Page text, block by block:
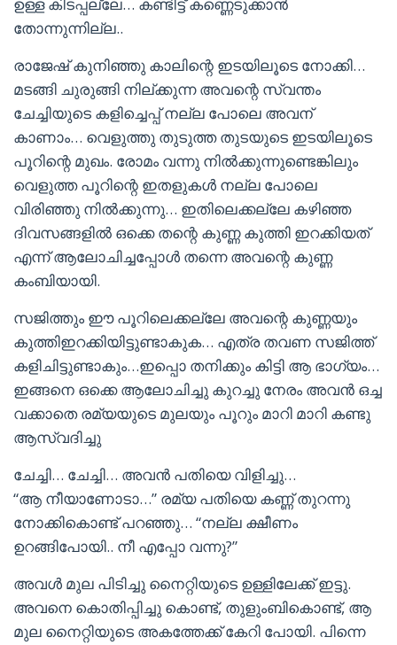
തോന്നുന്നില്ല..
രാജേഷ്‌ കുനിഞ്ഞു കാലിന്റെ ഇടയിലൂടെ നോക്കി…
മടങ്ങി ചുരുങ്ങി നില്ക്കുന്ന അവന്റെ സ്വന്തം
ചേച്ചിയുടെ കളിച്ചെപ്പ് നല്ല പോലെ അവന്
കാണാം… വെളുത്തു തുടുത്ത തുടയുടെ ഇടയിലൂടെ
പൂറിന്റെ മുഖം. രോമം വന്നു നിൽക്കുന്നുണ്ടെങ്കിലും
വെളുത്ത പൂറിന്റെ ഇതളുകൾ നല്ല പോലെ
വിരിഞ്ഞു നിൽക്കുന്നു… ഇതിലെക്കല്ലേ കഴിഞ്ഞ
ദിവസങ്ങളിൽ ഒക്കെ തന്റെ കുണ്ണ കുത്തി ഇറക്കിയത്
എന്ന് ആലോചിച്ചപ്പോൾ തന്നെ അവന്റെ കുണ്ണ
കംബിയായി.
സജിത്തും ഈ പൂറിലെക്കല്ലേ അവന്റെ കുണ്ണയും
കുത്തിഇറക്കിയിട്ടുണ്ടാകുക… എത്ര തവണ സജിത്ത്
കളിചിട്ടുണ്ടാകും…ഇപ്പൊ തനിക്കും കിട്ടി ആ ഭാഗ്യം…
ഇങ്ങനെ ഒക്കെ ആലോചിച്ചു കുറച്ചു നേരം അവൻ ഒച്ച
വക്കാതെ രമ്യയുടെ മുലയും പൂറും മാറി മാറി കണ്ടു
ആസ്വദിച്ചു
ചേച്ചി… ചേച്ചി… അവൻ പതിയെ വിളിച്ചു…
“ആ നീയാണോടാ…” രമ്യ പതിയെ കണ്ണ് തുറന്നു
നോക്കികൊണ്ട്‌ പറഞ്ഞു… “നല്ല ക്ഷീണം
ഉറങ്ങിപോയി.. നീ എപ്പോ വന്നു?”
അവൾ മുല പിടിച്ചു നൈറ്റിയുടെ ഉള്ളിലേക്ക് ഇട്ടു.
അവനെ കൊതിപ്പിച്ചു കൊണ്ട്, തുളുംബികൊണ്ട്, ആ
മുല നൈറ്റിയുടെ അകത്തേക്ക് കേറി പോയി. പിന്നെ